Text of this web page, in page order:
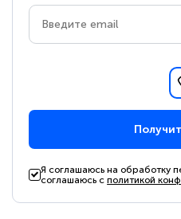
Я соглашаюсь на обработку
соглашаюсь сполитикой